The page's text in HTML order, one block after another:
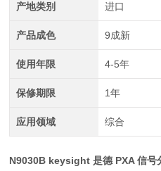
产地类别 进口
产品成色 9成新
使用年限 4-5年
保修期限 1年
应用领域 综合
N9030B keysight 是德 PXA 信号